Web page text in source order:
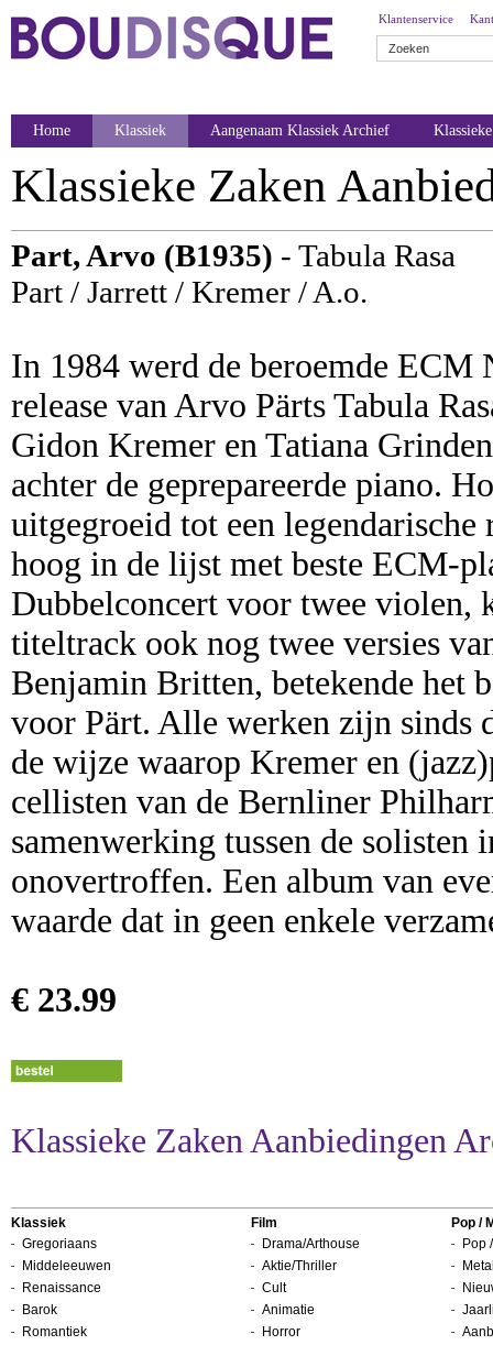
Klantenservice
Home Klassiek Aangenaam Klassiek Archief
Klassieke Zaken
Part, Arvo (B1935) - Tabula Rasa
Part / Jarrett / Kremer / A.o.
In 1984 werd de beroemde ECM
release van Arvo Pärts Tabula
Gidon Kremer en Tatiana
achter de geprepareerde piano.
uitgegroeid tot een legendarische
hoog in de lijst met beste ECM-
Dubbelconcert voor twee violen,
titeltrack ook nog twee versies
Benjamin Britten, betekende het
voor Pärt. Alle werken zijn sinds
de wijze waarop Kremer en
cellisten van de Bernliner
samenwerking tussen de
onovertroffen. Een album van
waarde dat in geen enkele
€ 23.99
Klassieke Zaken Aanbiedingen
Klassiek
Gregoriaans
Middeleeuwen
Renaissance
Barok
Romantiek
Film
Drama/Arthouse
Aktie/Thriller
Cult
Animatie
Horror
Pop /
Pop